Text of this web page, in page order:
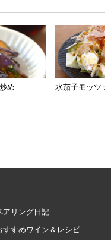
め 水茄子モッツァ
アリング日記
すすめワイン＆レシピ